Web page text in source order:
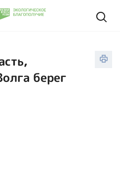
берег